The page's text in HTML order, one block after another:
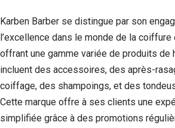
Karben Barber se distingue par son
l’excellence dans le monde de la
offrant une gamme variée de produits de
incluent des accessoires, des après-
coiffage, des shampoings, et des
Cette marque offre à ses clients une
simplifiée grâce à des promotions